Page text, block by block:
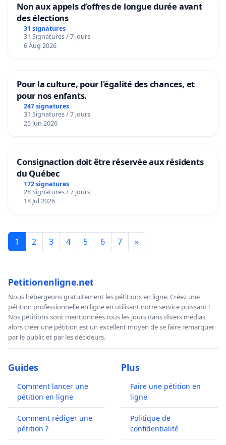
Non aux appels d’offres de longue durée avant
des élections
31 signatures
31 Signatures / 7 jours
6 Aug 2026
Pour la culture, pour l'égalité des chances, et
pour nos enfants.
247 signatures
31 Signatures / 7 jours
25 Jun 2026
Consignaction doit être réservée aux résidents
du Québec
172 signatures
28 Signatures / 7 jours
18 Jul 2026
1 2 3 4 5 6 7 »
Petitionenligne.net
Nous hébergeons gratuitement les pétitions en ligne. Créez une
pétition professionnelle en ligne en utilisant notre service puissant !
Nos pétitions sont mentionnées tous les jours dans divers médias,
alors créer une pétition est un excellent moyen de se faire remarquer
par le public et par les décideurs.
Guides
Comment lancer une
pétition en ligne
Comment rédiger une
pétition ?
Plus
Faire une pétition en
ligne
Politique de
confidentialité